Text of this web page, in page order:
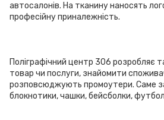
автосалонів. На тканину наносять
професійну приналежність.
Поліграфічний центр 306 розробляє
товар чи послуги, знайомити
розповсюджують промоутери. Саме за
блокнотики, чашки, бейсболки,